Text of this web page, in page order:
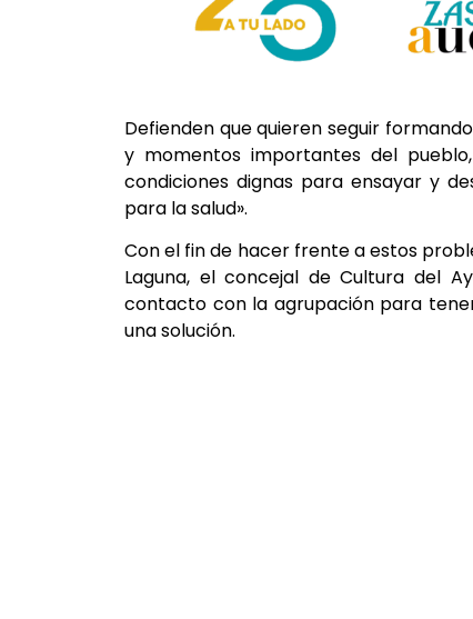
Defienden que quieren seguir
y momentos importantes del
condiciones dignas para ensayar y
para la salud».
Con el fin de hacer frente a estos
Laguna, el concejal de Cultura del
contacto con la agrupación para
una solución.